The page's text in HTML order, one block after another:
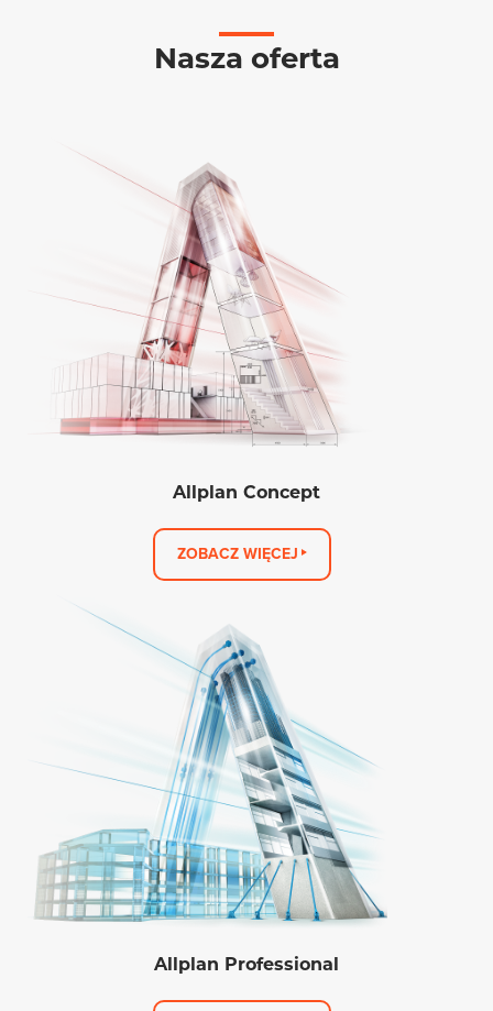
Nasza oferta
Allplan Concept
ZOBACZ WIĘCEJ
Allplan Professional